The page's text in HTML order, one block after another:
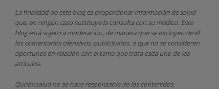
La finalidad de este blog es proporcionar información de salud
que, en ningún caso sustituye la consulta con su médico. Este
blog está sujeto a moderación, de manera que se excluyen de él
los comentarios ofensivos, publicitarios, o que no se consideren
oportunos en relación con el tema que trata cada uno de los
artículos.
Quirónsaludno se hace responsable de los contenidos,